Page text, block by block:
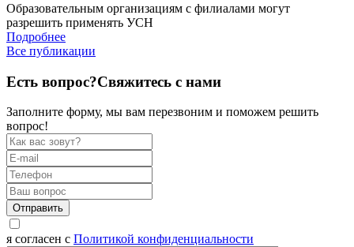
Образовательным организациям с филиалами могут
разрешить применять УСН
Подробнее
Все публикации
Есть вопрос?Свяжитесь с нами
Заполните форму, мы вам перезвоним и поможем решить
вопрос!
Отправить
я согласен с Политикой конфиденциальности